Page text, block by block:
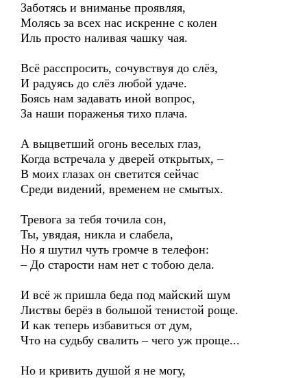
Заботясь и вниманье проявляя,
Молясь за всех нас искренне с колен
Иль просто наливая чашку чая.
Всё расспросить, сочувствуя до слёз,
И радуясь до слёз любой удаче.
Боясь нам задавать иной вопрос,
За наши пораженья тихо плача.
А выцветший огонь веселых глаз,
Когда встречала у дверей открытых, –
В моих глазах он светится сейчас
Среди видений, временем не смытых.
Тревога за тебя точила сон,
Ты, увядая, никла и слабела,
Но я шутил чуть громче в телефон:
– До старости нам нет с тобою дела.
И всё ж пришла беда под майский шум
Листвы берёз в большой тенистой роще.
И как теперь избавиться от дум,
Что на судьбу свалить – чего уж проще...
Но и кривить душой я не могу,